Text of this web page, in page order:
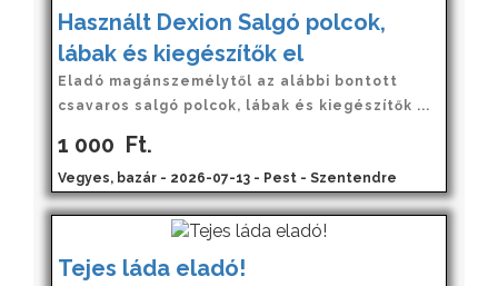
Használt Dexion Salgó polcok,
lábak és kiegészítők el
Eladó magánszemélytől az alábbi bontott
csavaros salgó polcok, lábak és kiegészítők ...
1 000 Ft.
Vegyes, bazár - 2026-07-13 - Pest - Szentendre
Tejes láda eladó!